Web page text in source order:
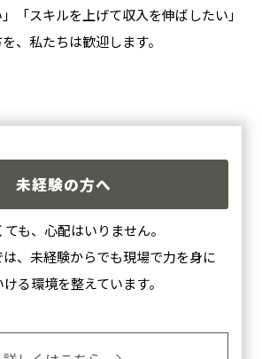
「スキルを上げて収入を伸ばしたい」
、私たちは歓迎します。
未経験の方へ
も、心配はいりません。
、未経験からでも現場で力を身に
る環境を整えています。